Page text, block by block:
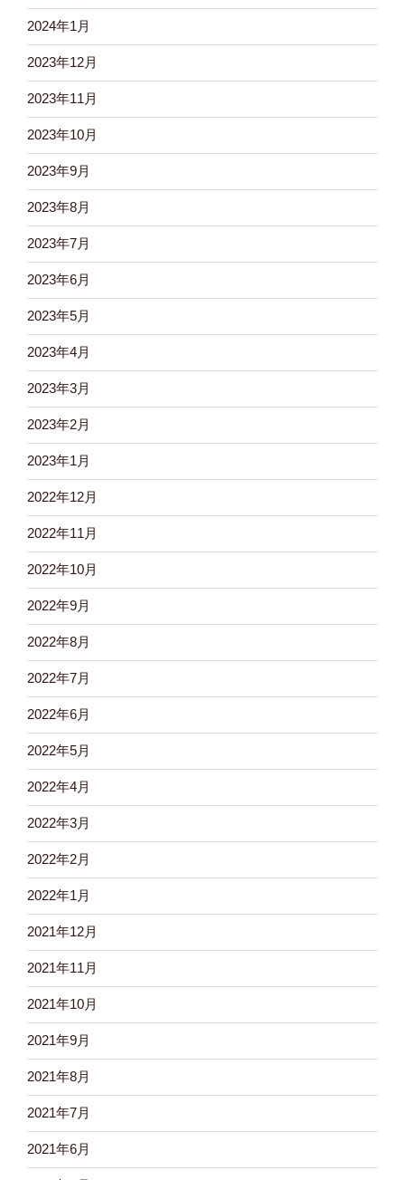
2024年1月
2023年12月
2023年11月
2023年10月
2023年9月
2023年8月
2023年7月
2023年6月
2023年5月
2023年4月
2023年3月
2023年2月
2023年1月
2022年12月
2022年11月
2022年10月
2022年9月
2022年8月
2022年7月
2022年6月
2022年5月
2022年4月
2022年3月
2022年2月
2022年1月
2021年12月
2021年11月
2021年10月
2021年9月
2021年8月
2021年7月
2021年6月